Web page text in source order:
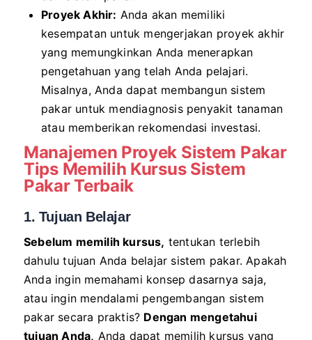
Proyek Akhir: Anda akan memiliki
kesempatan untuk mengerjakan proyek akhir
yang memungkinkan Anda menerapkan
pengetahuan yang telah Anda pelajari.
Misalnya, Anda dapat membangun sistem
pakar untuk mendiagnosis penyakit tanaman
atau memberikan rekomendasi investasi.
Manajemen Proyek Sistem Pakar
Tips Memilih Kursus Sistem
Pakar Terbaik
1. Tujuan Belajar
Sebelum memilih kursus, tentukan terlebih
dahulu tujuan Anda belajar sistem pakar. Apakah
Anda ingin memahami konsep dasarnya saja,
atau ingin mendalami pengembangan sistem
pakar secara praktis? Dengan mengetahui
tujuan Anda, Anda dapat memilih kursus yang